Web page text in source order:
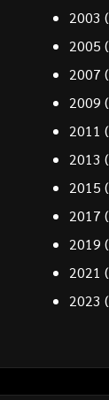
2003
2005
2007
2009
2011
2013
2015
2017
2019
2021
2023